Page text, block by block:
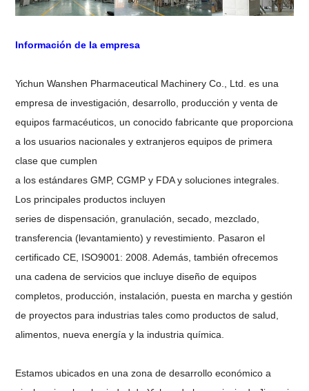
Información de la empresa
Yichun Wanshen Pharmaceutical Machinery Co., Ltd. es una
empresa de investigación,desarrollo, producción y venta de
equipos farmacéuticos, un conocidofabricante que proporciona
a los usuarios nacionales y extranjerosequipos de primera
claseque cumplen
a los estándares GMP, CGMP y FDA ysoluciones integrales.
Los principales productos incluyen
series dedispensación, granulación, secado, mezclado,
transferencia (levantamiento) y revestimiento. Pasaron el
certificadoCE, ISO9001: 2008.Además, también ofrecemos
una cadena de servicios que incluye diseño de equipos
completos, producción, instalación, puesta en marcha y gestión
de proyectos para industrias tales como productos de salud,
alimentos, nueva energía y la industria química.
Estamos ubicados en una zona de desarrollo económico a